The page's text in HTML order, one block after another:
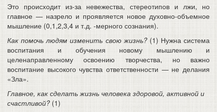
Это происходит из-за невежества, стереотипов и лжи, но
главное — назрело и проявляется новое духовно-объемное
мышление (0,1,2,3,4 и т.д. -мерного сознания).
Как помочь людям изменить свою жизнь?(1) Нужна система
воспитания и обучения новому мышлению и
целенаправленному освоению творчества, но важно
воспитание высокого чувства ответственности — не делания
«Зла».
Главное, как сделать жизнь человека здоровой, активной и
счастливой? (1)